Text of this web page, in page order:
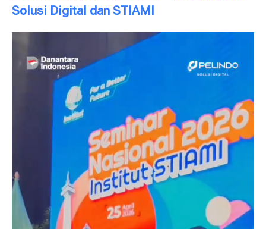
Solusi Digital dan STIAMI